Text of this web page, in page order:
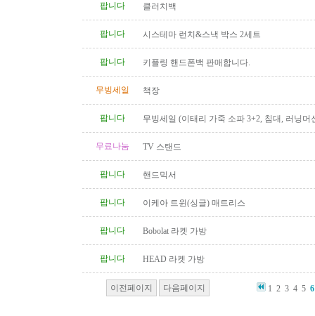
팝니다 클러치백
팝니다 시스테마 런치&스낵 박스 2세트
팝니다 키플링 핸드폰백 판매합니다.
무빙세일 책장
팝니다 무빙세일 (이태리 가죽 소파 3+2, 침대, 러닝머
무료나눔 TV 스탠드
팝니다 핸드믹서
팝니다 이케아 트윈(싱글) 매트리스
팝니다 Bobolat 라켓 가방
팝니다 HEAD 라켓 가방
이전페이지 다음페이지 1 2 3 4 5 6